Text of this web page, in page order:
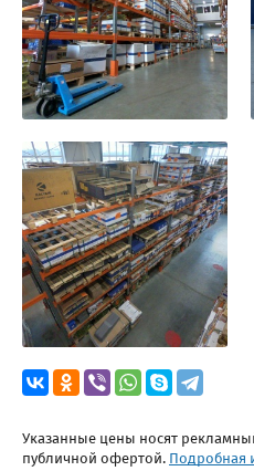
Указанные цены носят
публичной офертой. Подробная